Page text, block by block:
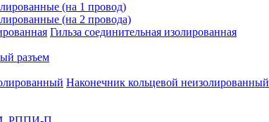
(на 1 провод)
(на 2 провода)
Гильза соединительная изолированная
разъем
Наконечник кольцевой неизолированный